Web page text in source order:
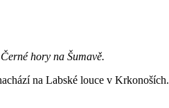
hory na Šumavě.
na Labské louce v Krkonoších.